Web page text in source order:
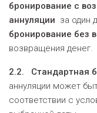
бронирование с
аннуляции за один
бронирование без
возвращения денег.
2.2. Стандартная
аннуляции может
соответствии с